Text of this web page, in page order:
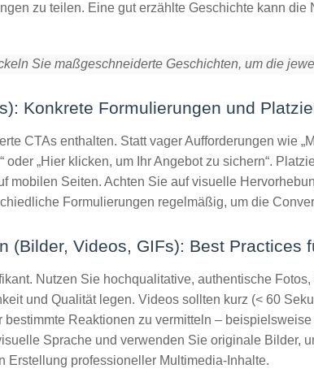
zu teilen. Eine gut erzählte Geschichte kann
Sie maßgeschneiderte Geschichten, um die
Konkrete Formulierungen und
CTAs enthalten. Statt vager Aufforderungen wie
oder „Hier klicken, um Ihr Angebot zu sichern“.
mobilen Seiten. Achten Sie auf visuelle
Formulierungen regelmäßig, um die
(Bilder, Videos, GIFs): Best Practices
Nutzen Sie hochqualitative, authentische
und Qualität legen. Videos sollten kurz (< 60
Reaktionen zu vermitteln –
Sprache und verwenden Sie originale Bilder,
Erstellung professioneller Multimedia-Inhalte.